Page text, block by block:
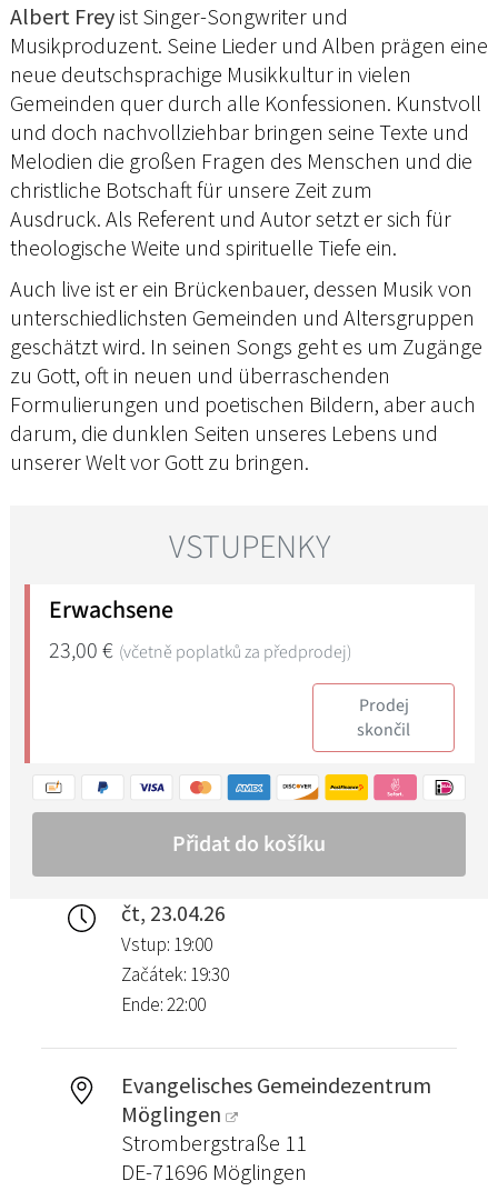
Albert Frey ist Singer-Songwriter und
Musikproduzent. Seine Lieder und Alben prägen eine
neue deutschsprachige Musikkultur in vielen
Gemeinden quer durch alle Konfessionen. Kunstvoll
und doch nachvollziehbar bringen seine Texte und
Melodien die großen Fragen des Menschen und die
christliche Botschaft für unsere Zeit zum
Ausdruck. Als Referent und Autor setzt er sich für
theologische Weite und spirituelle Tiefe ein.
Auch live ist er ein Brückenbauer, dessen Musik von
unterschiedlichsten Gemeinden und Altersgruppen
geschätzt wird. In seinen Songs geht es um Zugänge
zu Gott, oft in neuen und überraschenden
Formulierungen und poetischen Bildern, aber auch
darum, die dunklen Seiten unseres Lebens und
unserer Welt vor Gott zu bringen.
čt, 23.04.26
Vstup: 19:00
Začátek: 19:30
Ende: 22:00
Evangelisches Gemeindezentrum
Möglingen
Strombergstraße 11
DE-71696 Möglingen